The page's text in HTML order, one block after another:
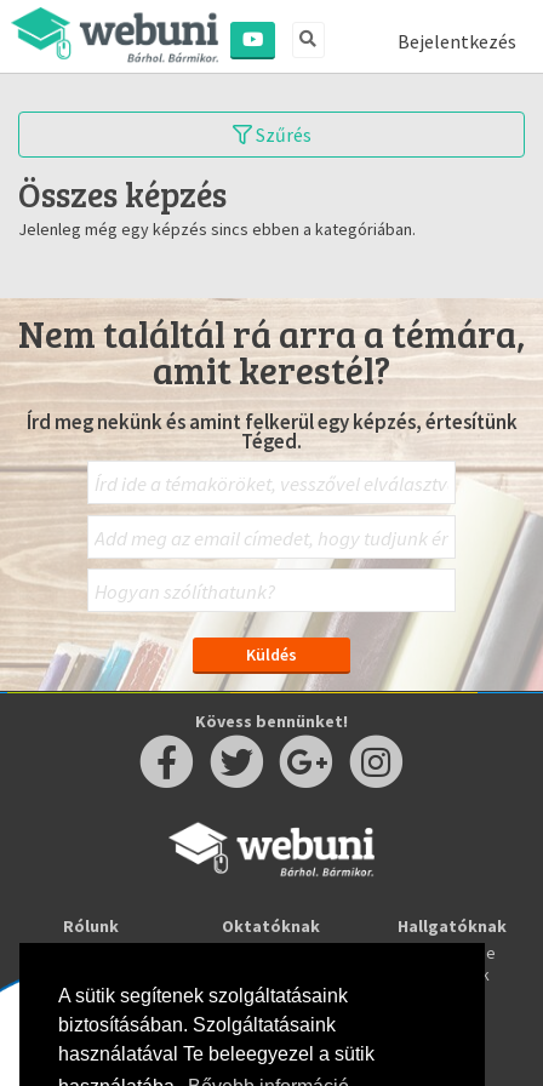
A sütik segítenek szolgáltatásaink
biztosításában. Szolgáltatásaink
használatával Te beleegyezel a sütik
Bejelentkezés
Szűrés
Összes képzés
Jelenleg még egy képzés sincs ebben a kategóriában.
Nem találtál rá arra a témára,
amit kerestél?
Írd meg nekünk és amint felkerül egy képzés, értesítünk
Téged.
Kövess bennünket!
Rólunk
Oktatóknak
Webuni Stúdió
Hallgatóknak
Tanulj online
Képzések
Info
Adatkezelési tájékoztató
ÁSZF